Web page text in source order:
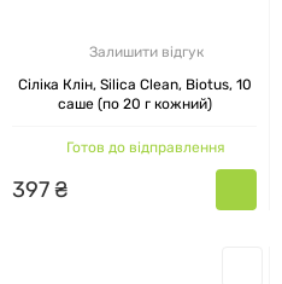
Залишити відгук
Сіліка Клін, Silica Clean, Biotus, 10
саше (по 20 г кожний)
Готов до відправлення
397₴